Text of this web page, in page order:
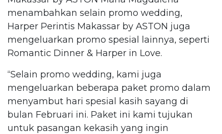
menambahkan selain promo wedding,
Harper Perintis Makassar by ASTON juga
mengeluarkan promo spesial lainnya, seperti
Romantic Dinner & Harper in Love.
“Selain promo wedding, kami juga
mengeluarkan beberapa paket promo dalam
menyambut hari spesial kasih sayang di
bulan Februari ini. Paket ini kami tujukan
untuk pasangan kekasih yang ingin